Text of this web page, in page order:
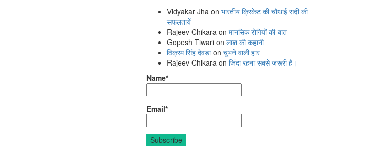
Vidyakar Jha on भारतीय क्रिकेट की चौथाई सदी की
सफलतायें
Rajeev Chikara on मानसिक रोगियों की बात
Gopesh Tiwari on लाश की कहानी
विक्रम सिंह देवड़ाon चुभने वाली हार
Rajeev Chikara on जिंदा रहना सबसे जरूरी है।
Name*
Email*